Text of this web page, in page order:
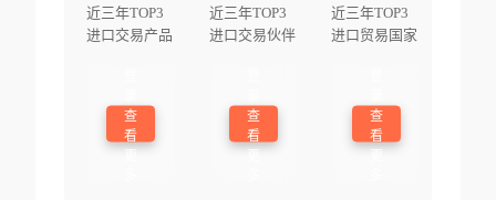
近三年TOP3
进口交易产品
查
看
近三年TOP3
进口交易伙伴
查
看
近三年TOP3
进口贸易国家
查
看